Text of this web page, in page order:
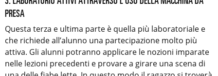
PRESA
Questa terza e ultima parte è quella più laboratoriale e
che richiede all’alunno una partecipazione molto più
attiva. Gli alunni potranno applicare le nozioni imparate
nelle lezioni precedenti e provare a girare una scena di